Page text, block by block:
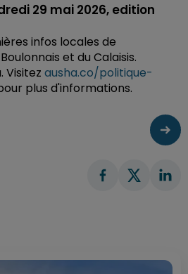
29 mai 2026, edition
infos locales de
et du Calaisis.
Visitez ausha.co/politique-
plus d'informations.